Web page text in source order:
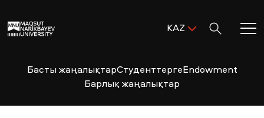
KAZ
KAZ
RUS
Басты бет
MNU-ге қош келдіңіз!
Басты жаңалықтарСтуденттерге Endowment
Барлық жаңалықтар